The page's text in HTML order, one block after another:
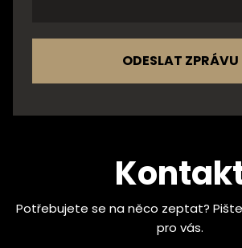
Potřebujete se na něco zeptat?
pro vás.
ODESLAT ZPRÁVU